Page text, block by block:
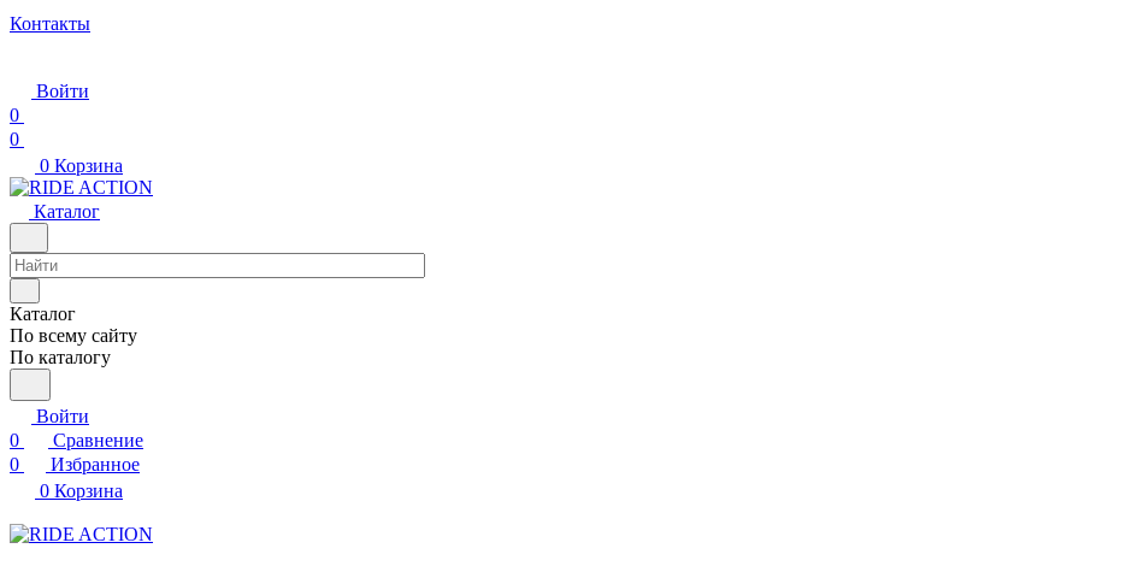
Контакты
Войти
0
0
0 Корзина
Каталог
Каталог
По всему сайту
По каталогу
Войти
0
Сравнение
0
Избранное
0 Корзина